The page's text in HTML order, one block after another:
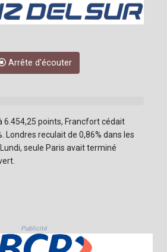
Arrête d'écouter
6.454,25 points, Francfort cédait
Londres reculait de 0,86% dans les
seule Paris avait terminé
Publicité